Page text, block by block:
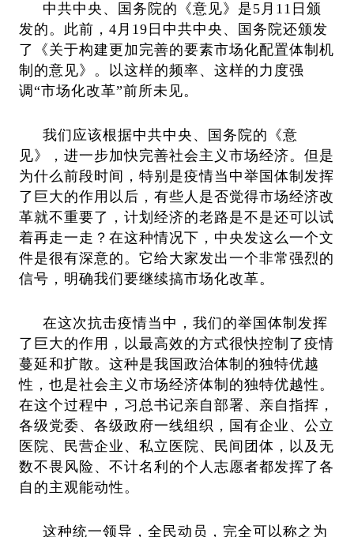
中共中央、国务院的《意见》是5月11 日颁
发的。此前，4月19 日中共中央、国务院还颁发
了《关于构建更加完善的要素市场化配置体制机
制的意见》。以这样的频率、这样的力度强
调“市场化改革”前所未见。
我们应该根据中共中央、国务院的《意
见》，进一步加快完善社会主义市场经济。但是
为什么前段时间，特别是疫情当中举国体制发挥
了巨大的作用以后，有些人是否觉得市场经济改
革就不重要了，计划经济的老路是不是还可以试
着再走一走？在这种情况下，中央发这么一个文
件是很有深意的。它给大家发出一个非常强烈的
信号，明确我们要继续搞市场化改革。
在这次抗击疫情当中，我们的举国体制发挥
了巨大的作用，以最高效的方式很快控制了疫情
蔓延和扩散。这种是我国政治体制的独特优越
性，也是社会主义市场经济体制的独特优越性。
在这个过程中，习总书记亲自部署、亲自指挥，
各级党委、各级政府一线组织，国有企业、公立
医院、民营企业、私立医院、民间团体，以及无
数不畏风险、不计名利的个人志愿者都发挥了各
自的主观能动性。
这种统一领导，全民动员，完全可以称之为